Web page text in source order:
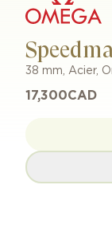
38 mm, Acier,
17,300CAD